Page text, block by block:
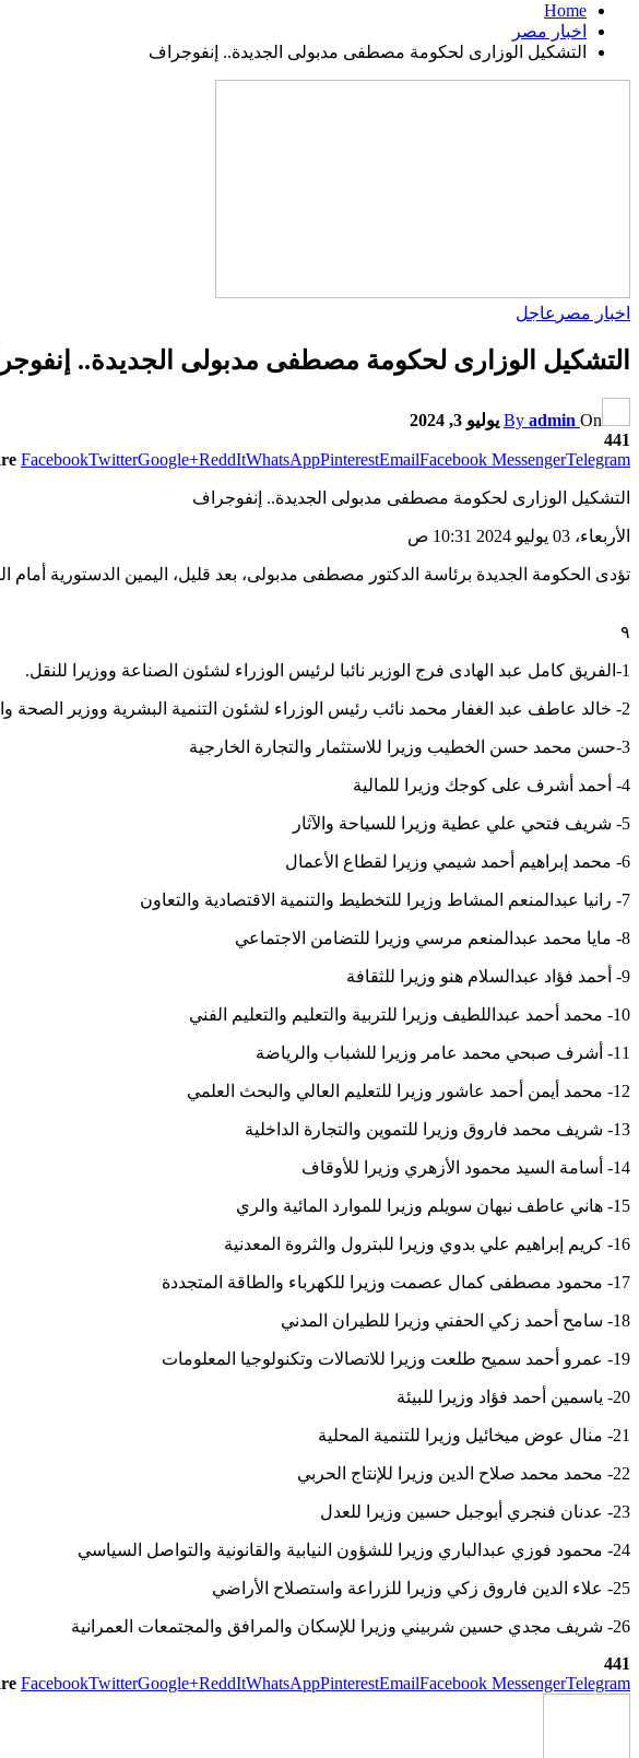
Home
اخبار مصر
التشكيل الوزارى لحكومة مصطفى مدبولى الجديدة.. إنفوجراف
اخبار مصر عاجل
التشكيل الوزارى لحكومة مصطفى مدبولى الجديدة..
By admin On
يوليو 3, 2024
441
FacebookTwitterGoogle+ReddItWhatsAppPinterestEmailFacebook MessengerTelegram
التشكيل الوزارى لحكومة مصطفى مدبولى الجديدة.. إنفوجراف
الأربعاء، 03 يوليو 2024 10:31 ص
تؤدى الحكومة الجديدة برئاسة الدكتور مصطفى مدبولى، بعد قليل، اليمين الدستورية
٩
1-الفريق كامل عبد الهادى فرج الوزير نائبا لرئيس الوزراء لشئون الصناعة ووزيرا للنقل.
2- خالد عاطف عبد الغفار محمد نائب رئيس الوزراء لشئون التنمية البشرية ووزير الصحة والسكان
3-حسن محمد حسن الخطيب وزيرا للاستثمار والتجارة الخارجية
4- أحمد أشرف على كوجك وزيرا للمالية
5- شريف فتحي علي عطية وزيرا للسياحة والآثار
6- محمد إبراهيم أحمد شيمي وزيرا لقطاع الأعمال
7- رانيا عبدالمنعم المشاط وزيرا للتخطيط والتنمية الاقتصادية والتعاون
8- مايا محمد عبدالمنعم مرسي وزيرا للتضامن الاجتماعي
9- أحمد فؤاد عبدالسلام هنو وزيرا للثقافة
10- محمد أحمد عبداللطيف وزيرا للتربية والتعليم والتعليم الفني
11- أشرف صبحي محمد عامر وزيرا للشباب والرياضة
12- محمد أيمن أحمد عاشور وزيرا للتعليم العالي والبحث العلمي
13- شريف محمد فاروق وزيرا للتموين والتجارة الداخلية
14- أسامة السيد محمود الأزهري وزيرا للأوقاف
15- هاني عاطف نبهان سويلم وزيرا للموارد المائية والري
16- كريم إبراهيم علي بدوي وزيرا للبترول والثروة المعدنية
17- محمود مصطفى كمال عصمت وزيرا للكهرباء والطاقة المتجددة
18- سامح أحمد زكي الحفني وزيرا للطيران المدني
19- عمرو أحمد سميح طلعت وزيرا للاتصالات وتكنولوجيا المعلومات
20- ياسمين أحمد فؤاد وزيرا للبيئة
21- منال عوض ميخائيل وزيرا للتنمية المحلية
22- محمد محمد صلاح الدين وزيرا للإنتاج الحربي
23- عدنان فنجري أبوجبل حسين وزيرا للعدل
24- محمود فوزي عبدالباري وزيرا للشؤون النيابية والقانونية والتواصل السياسي
25- علاء الدين فاروق زكي وزيرا للزراعة واستصلاح الأراضي
26- شريف مجدي حسين شربيني وزيرا للإسكان والمرافق والمجتمعات العمرانية
441
FacebookTwitterGoogle+ReddItWhatsAppPinterestEmailFacebook MessengerTelegram